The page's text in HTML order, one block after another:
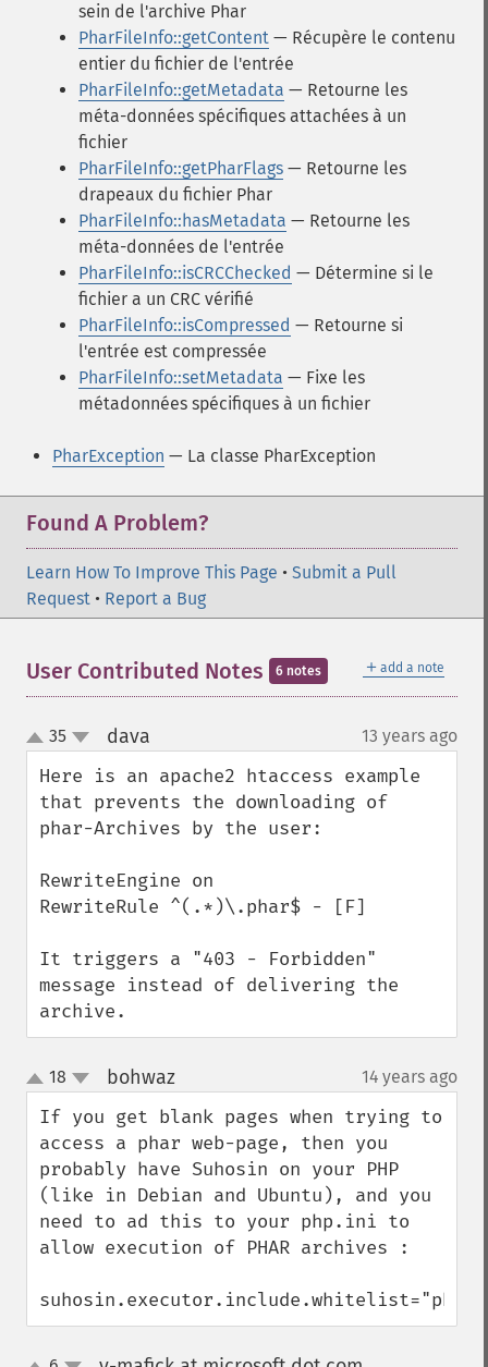
sein de l'archive Phar
PharFileInfo::getContent — Récupère le contenu
entier du fichier de l'entrée
PharFileInfo::getMetadata — Retourne les
méta-données spécifiques attachées à un
fichier
PharFileInfo::getPharFlags — Retourne les
drapeaux du fichier Phar
PharFileInfo::hasMetadata — Retourne les
méta-données de l'entrée
PharFileInfo::isCRCChecked — Détermine si le
fichier a un CRC vérifié
PharFileInfo::isCompressed — Retourne si
l'entrée est compressée
PharFileInfo::setMetadata — Fixe les
métadonnées spécifiques à un fichier
PharException — La classe PharException
Found A Problem?
Learn How To Improve This Page • Submit a Pull
Request • Report a Bug
＋ add a note
User Contributed Notes 6 notes
up
down
35 dava 13 years ago
Here is an apache2 htaccess example
that prevents the downloading of
phar-Archives by the user:
RewriteEngine on
RewriteRule ^(.*)\.phar$ - [F]
It triggers a "403 - Forbidden"
message instead of delivering the
archive.
up
down
18 bohwaz¶ 14 years ago
If you get blank pages when trying to
access a phar web-page, then you
probably have Suhosin on your PHP
(like in Debian and Ubuntu), and you
need to ad this to your php.ini to
allow execution of PHAR archives :
suhosin.executor.include.whitelist="phar"